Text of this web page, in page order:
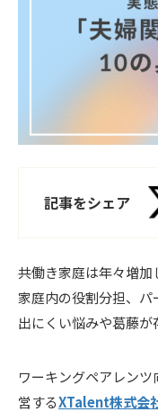
記事をシェア
共働き家庭は年々増加
家庭内の役割分担、
出にくい悩みや葛藤が
ワーキングペアレン
営するXTalent株式会